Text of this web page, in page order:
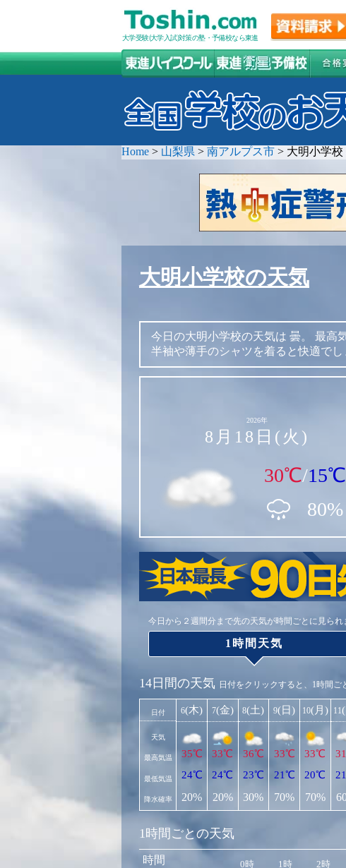
大学受験(大学入試)対策の塾・予備校なら東進
Home > 山梨県 > 南アルプス市 > 大明小学校
大明小学校の天気
今日の大明小学校の天気は 曇。 最高
半袖や薄手のシャツを着ると快適でし
2026年
8月18日(火)
30℃/15℃
80%
今日から２週間分まで先の天気が時間ごとに見られ
1時間天気
14日間の天気 日付をクリックすると、1時間ご
日付
天気
最高気温
最低気温
降水確率
6(木)
35℃
24℃
20%
7(金)
33℃
24℃
20%
8(土)
36℃
23℃
30%
9(日)
33℃
21℃
70%
10(月)
33℃
20℃
70%
11
1時間ごとの天気
時間 0時 1時 2時